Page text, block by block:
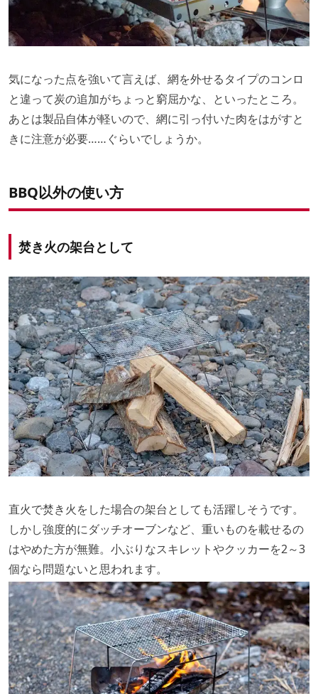
気になった点を強いて言えば、網を外せるタイプのコンロ
と違って炭の追加がちょっと窮屈かな、といったところ。
あとは製品自体が軽いので、網に引っ付いた肉をはがすと
きに注意が必要……ぐらいでしょうか。
BBQ以外の使い方
焚き火の架台として
直火で焚き火をした場合の架台としても活躍しそうです。
しかし強度的にダッチオーブンなど、重いものを載せるの
はやめた方が無難。小ぶりなスキレットやクッカーを2～3
個なら問題ないと思われます。